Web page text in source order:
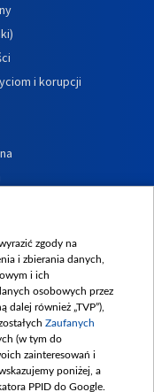
i korupcji
zgody na
i zbierania danych,
i ich
osobowych przez
dalej również „TVP”),
Zaufanych
(w tym do
zainteresowań i
poniżej, a
PPID do Google.